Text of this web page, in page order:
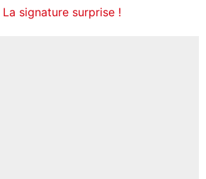
signature surprise !